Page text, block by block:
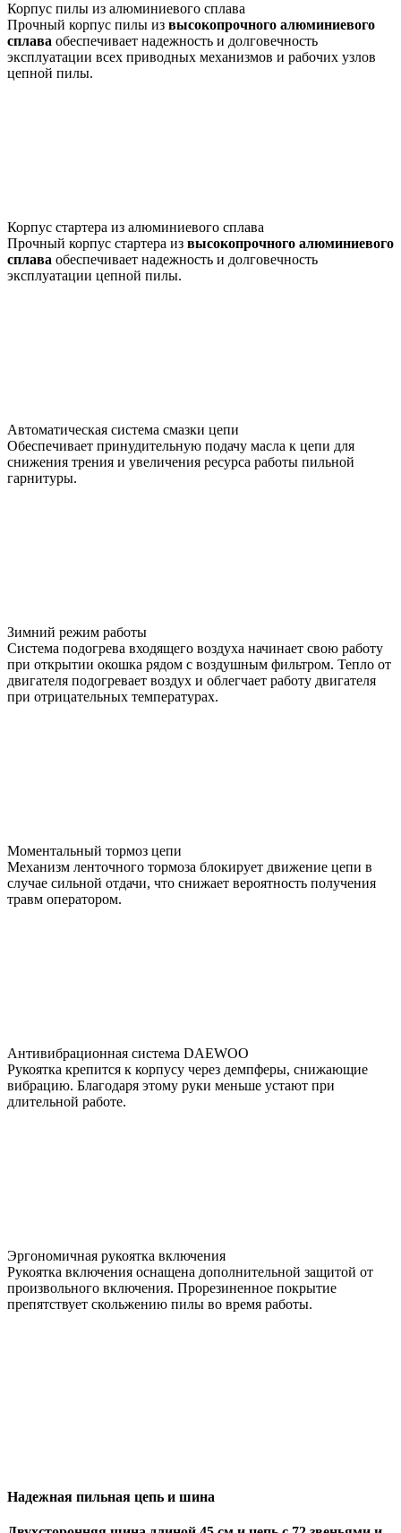
Корпус пилы из алюминиевого сплава
Прочный корпус пилы из высокопрочного алюминиевого
сплава обеспечивает надежность и долговечность
эксплуатации всех приводных механизмов и рабочих узлов
цепной пилы.
Корпус стартера из алюминиевого сплава
Прочный корпус стартера из высокопрочного алюминиевого
сплава обеспечивает надежность и долговечность
эксплуатации цепной пилы.
Автоматическая система смазки цепи
Обеспечивает принудительную подачу масла к цепи для
снижения трения и увеличения ресурса работы пильной
гарнитуры.
Зимний режим работы
Система подогрева входящего воздуха начинает свою работу
при открытии окошка рядом с воздушным фильтром. Тепло от
двигателя подогревает воздух и облегчает работу двигателя
при отрицательных температурах.
Моментальный тормоз цепи
Механизм ленточного тормоза блокирует движение цепи в
случае сильной отдачи, что снижает вероятность получения
травм оператором.
Антивибрационная система DAEWOO
Рукоятка крепится к корпусу через демпферы, снижающие
вибрацию. Благодаря этому руки меньше устают при
длительной работе.
Эргономичная рукоятка включения
Рукоятка включения оснащена дополнительной защитой от
произвольного включения. Прорезиненное покрытие
препятствует скольжению пилы во время работы.
Надежная пильная цепь и шина